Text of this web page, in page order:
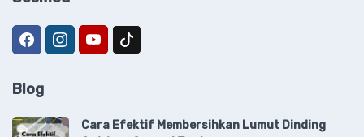
Blog
Cara Efektif Membersihkan Lumut Dinding